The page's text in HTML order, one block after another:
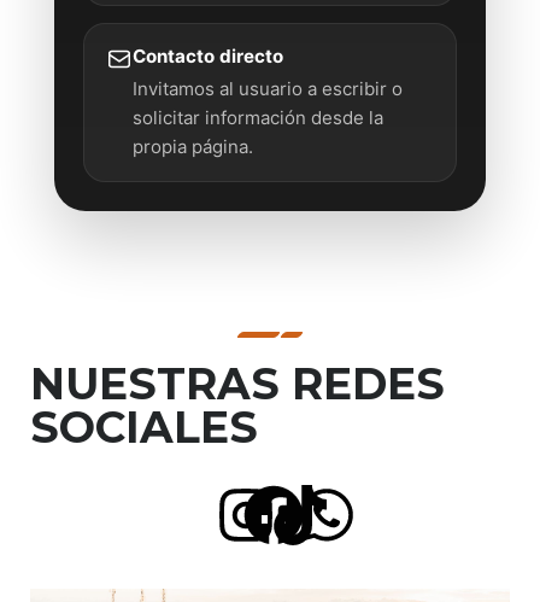
Contacto directo
Invitamos al usuario a escribir o
solicitar información desde la
propia página.
NUESTRAS REDES
SOCIALES